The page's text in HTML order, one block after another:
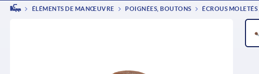
ÉLÉMENTS DE MANŒUVRE POIGNÉES, BOUTONS ÉCROUS